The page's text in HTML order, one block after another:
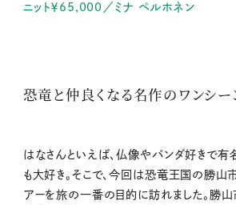
ニット￥65,000／ミナ ペルホネン
恐竜と仲良くなる名作のワンシー
はなさんといえば、仏像やパンダ好きで有
も大好き。そこで、今回は恐竜王国の勝山
アーを旅の一番の目的に訪れました。勝